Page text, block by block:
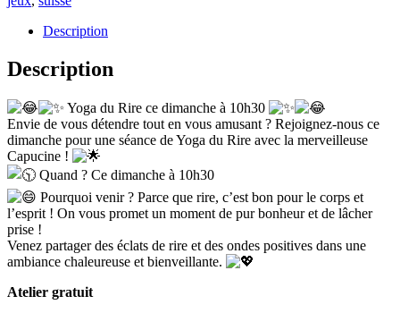
Description
Description
Yoga du Rire ce dimanche à 10h30
Envie de vous détendre tout en vous amusant ? Rejoignez-nous ce
dimanche pour une séance de Yoga du Rire avec la merveilleuse
Capucine !
Quand ? Ce dimanche à 10h30
Pourquoi venir ? Parce que rire, c’est bon pour le corps et
l’esprit ! On vous promet un moment de pur bonheur et de lâcher
prise !
Venez partager des éclats de rire et des ondes positives dans une
ambiance chaleureuse et bienveillante.
Atelier gratuit